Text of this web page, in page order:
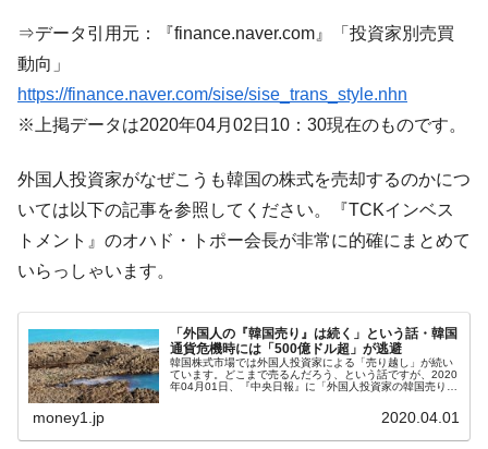
ほぼ終わった」
『Money1』
発。
『Money1』
韓国政府「ニセＫ-ブランドを通報しようキ
『Money1』
韓国「橋が落ちました」⇒ 耐久性「なさす
ぎ」では。
『Money1』
韓国鉄鋼最大手『POSCO』ズブズブ沈む。
営業利益80.2％も減少
『Money1』
米国下院「韓国の公務員個人をターゲット
にぶん殴る法案」提出！⇒ クーパン問題は合衆国企業に対
する差別。許してはおかぬ
『Money1』
韓国ボンクラ政策室長･金容範、株価暴落に
他人事のような発言。
⇒データ引用元：『finance.naver.com』「投資家別売買
動向」
https://finance.naver.com/sise/sise_trans_style.nhn
※上掲データは2020年04月02日10：30現在のものです。
外国人投資家がなぜこうも韓国の株式を売却するのかにつ
いては以下の記事を参照してください。『TCKインベス
トメント』のオハド・トポー会長が非常に的確にまとめて
いらっしゃいます。
「外国人の『韓国売り』は続く」という話・韓国
通貨危機時には「500億ドル超」が逃避
韓国株式市場では外国人投資家による「売り越し」が続い
ています。どこまで売るんだろう、という話ですが、2020
年04月01日、『中央日報』に「外国人投資家の韓国売りは
money1.jp 2020.04.01